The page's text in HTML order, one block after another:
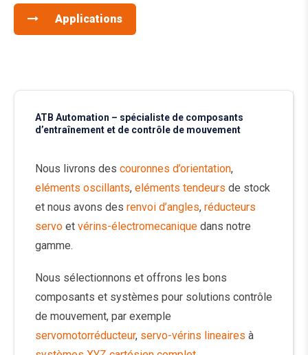
Applications
ATB Automation – spécialiste de composants
d’entraînement et de contrôle de mouvement
Nous livrons des couronnes d’orientation,
eléments oscillants, eléments tendeurs de stock
et nous avons des renvoi d’angles, réducteurs
servo et vérins-électromecanique dans notre
gamme.
Nous sélectionnons et offrons les bons
composants et systèmes pour solutions contrôle
de mouvement, par exemple
servomotorréducteur, servo-vérins lineaires à